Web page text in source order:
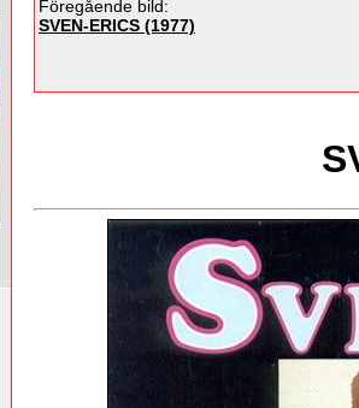
Föregående bild:
SVEN-ERICS (1977)